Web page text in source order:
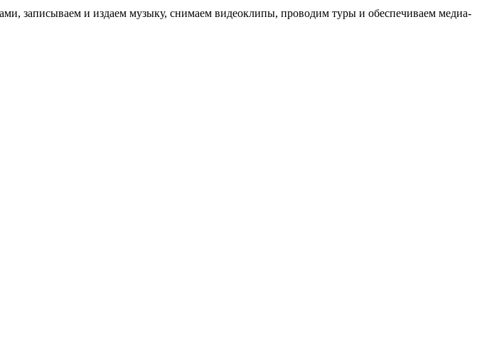
записываем и издаем музыку, снимаем видеоклипы, проводим туры и обеспечиваем медиа-